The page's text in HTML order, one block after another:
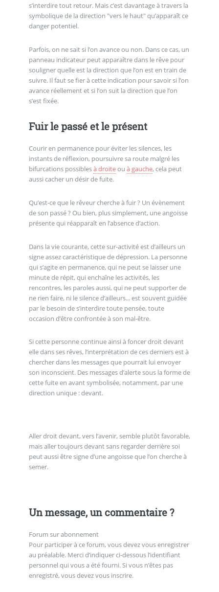
s’interdire tout retour. Mais c’est davantage à travers la
symbolique de la direction "vers le haut" qu’apparaît ce
danger potentiel.
Parfois, on ne sait si l’on avance ou non. Dans ce cas, un
panneau indicateur peut apparaître dans le rêve pour
souligner quelle est la direction que l’on est en train de
suivre. Il faut se fier à cette indication pour savoir si l’on
avance réellement et si l’on suit la direction que l’on
s’est fixée.
Fuir le passé et le présent
Courir en permanence pour éviter les silences, les
instants de réflexion, poursuivre sa route malgré les
bifurcations possiblesà droiteou à gauche, cela peut
aussi cacher un désir de fuite.
Qu’est-ce que le rêveur cherche à fuir ? Un évènement
de son passé ? Ou bien, plus simplement, une angoisse
présente qui réapparaît en l’absence d’action.
Dans la vie courante, cette sur-activité est d’ailleurs un
signe assez caractéristique de dépression. La personne
qui s’agite en permanence, qui ne peut se laisser une
minute de répit, qui enchaîne les activités, les
rencontres, les paroles aussi, qui ne peut supporter de
ne rien faire, ni le silence d’ailleurs... est souvent guidée
par le besoin de s’interdire toute pensée, toute
occasion d’être confrontée à son mal-être.
Si cette personne continue ainsi à foncer droit devant
elle dans ses rêves, l’interprétation de ces derniers est à
chercher dans les messages que pourrait lui envoyer
son inconscient. Des messages d’alerte sous la forme de
cette fuite en avant symbolisée, notamment, par une
direction unique : devant.
Aller droit devant, vers l’avenir, semble plutôt favorable,
mais aller toujours devant sans regarder derrière soi
peut aussi être signe d’une angoisse que l’on cherche à
semer.
Un message, un commentaire ?
Forum sur abonnement
Pour participer à ce forum, vous devez vous enregistrer
au préalable. Merci d’indiquer ci-dessous l’identifiant
personnel qui vous a été fourni. Si vous n’êtes pas
enregistré, vous devez vous inscrire.